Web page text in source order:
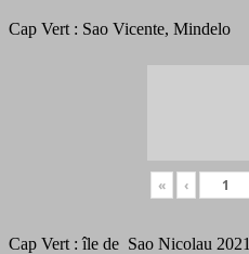
Cap Vert : Sao Vicente, Mindelo
« ‹
Cap Vert : île de Sao Nicolau 2021